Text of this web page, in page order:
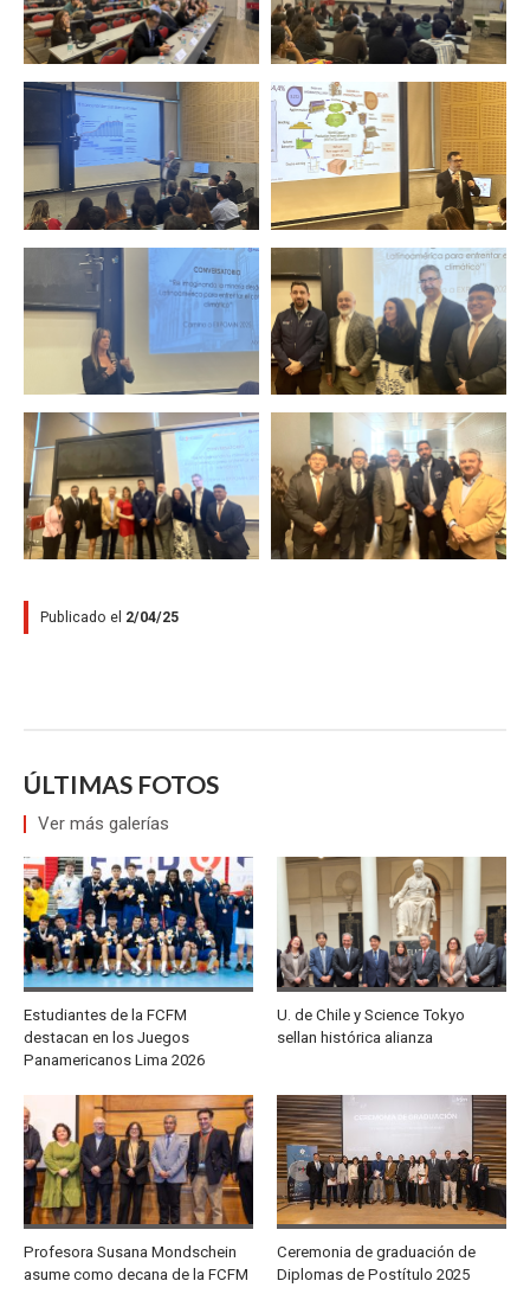
Zoom Zoom
Zoom Zoom
Publicado el 2/04/25
ÚLTIMAS FOTOS
Ver más galerías
Estudiantes de la FCFM
destacan en los Juegos
Panamericanos Lima 2026
U. de Chile y Science Tokyo
sellan histórica alianza
Profesora Susana Mondschein
asume como decana de la FCFM
Ceremonia de graduación de
Diplomas de Postítulo 2025